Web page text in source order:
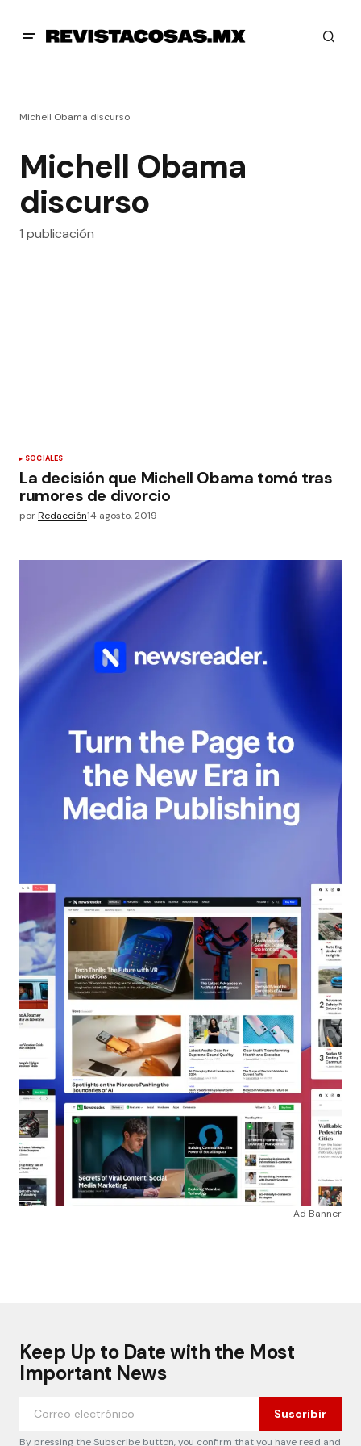
Michell Obama discurso
Michell Obama
discurso
1 publicación
SOCIALES
La decisión que Michell Obama tomó tras
rumores de divorcio
porRedacción14 agosto, 2019
Ad Banner
Keep Up to Date with the Most
Important News
Suscribir
By pressing the Subscribe button, you confirm that you have read and